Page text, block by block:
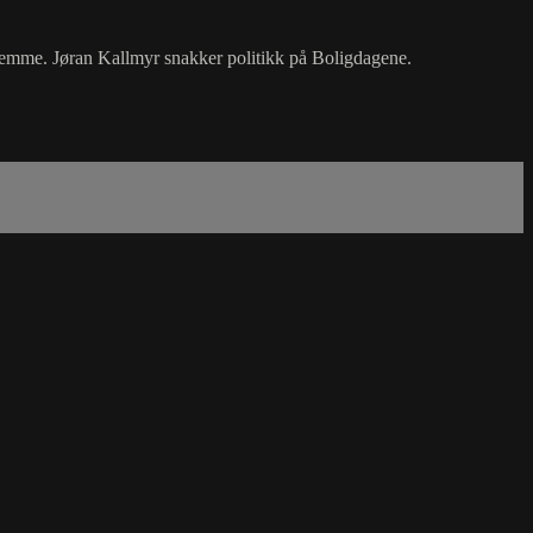
Jøran Kallmyr snakker politikk på Boligdagene.